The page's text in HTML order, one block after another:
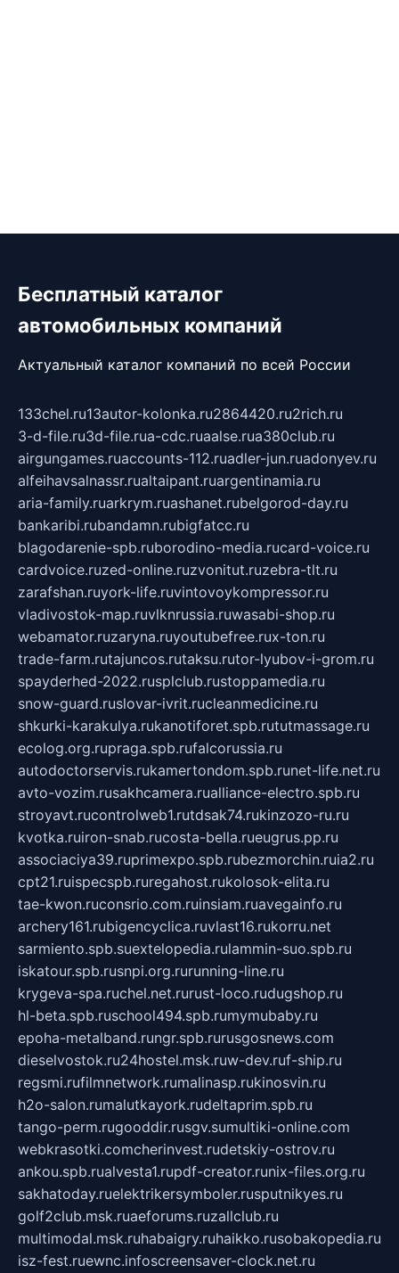
Бесплатный каталог
автомобильных компаний
Актуальный каталог компаний по всей России
133chel.ru13autor-kolonka.ru2864420.ru2rich.ru
3-d-file.ru3d-file.rua-cdc.ruaalse.rua380club.ru
airgungames.ruaccounts-112.ruadler-jun.ruadonyev.ru
alfeihavsalnassr.rualtaipant.ruargentinamia.ru
aria-family.ruarkrym.ruashanet.rubelgorod-day.ru
bankaribi.rubandamn.rubigfatcc.ru
blagodarenie-spb.ruborodino-media.rucard-voice.ru
cardvoice.ruzed-online.ruzvonitut.ruzebra-tlt.ru
zarafshan.ruyork-life.ruvintovoykompressor.ru
vladivostok-map.ruvlknrussia.ruwasabi-shop.ru
webamator.ruzaryna.ruyoutubefree.rux-ton.ru
trade-farm.rutajuncos.rutaksu.rutor-lyubov-i-grom.ru
spayderhed-2022.rusplclub.rustoppamedia.ru
snow-guard.ruslovar-ivrit.rucleanmedicine.ru
shkurki-karakulya.rukanotiforet.spb.rututmassage.ru
ecolog.org.rupraga.spb.rufalcorussia.ru
autodoctorservis.rukamertondom.spb.runet-life.net.ru
avto-vozim.rusakhcamera.rualliance-electro.spb.ru
stroyavt.rucontrolweb1.rutdsak74.rukinzozo-ru.ru
kvotka.ruiron-snab.rucosta-bella.rueugrus.pp.ru
associaciya39.ruprimexpo.spb.rubezmorchin.ruia2.ru
cpt21.ruispecspb.ruregahost.rukolosok-elita.ru
tae-kwon.ruconsrio.com.ruinsiam.ruavegainfo.ru
archery161.rubigencyclica.ruvlast16.rukorru.net
sarmiento.spb.suextelopedia.rulammin-suo.spb.ru
iskatour.spb.rusnpi.org.rurunning-line.ru
krygeva-spa.ruchel.net.rurust-loco.rudugshop.ru
hl-beta.spb.ruschool494.spb.rumymubaby.ru
epoha-metalband.rungr.spb.rurusgosnews.com
dieselvostok.ru24hostel.msk.ruw-dev.ruf-ship.ru
regsmi.rufilmnetwork.rumalinasp.rukinosvin.ru
h2o-salon.rumalutkayork.rudeltaprim.spb.ru
tango-perm.rugooddir.rusgv.sumultiki-online.com
webkrasotki.comcherinvest.rudetskiy-ostrov.ru
ankou.spb.rualvesta1.rupdf-creator.runix-files.org.ru
sakhatoday.ruelektrikersymboler.rusputnikyes.ru
golf2club.msk.ruaeforums.ruzallclub.ru
multimodal.msk.ruhabaigry.ruhaikko.rusobakopedia.ru
isz-fest.ruewnc.infoscreensaver-clock.net.ru